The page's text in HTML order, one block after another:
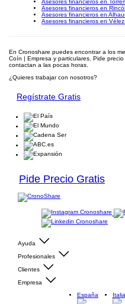
Asesores financieros en
Asesores financieros en
Asesores financieros en
Asesores financieros en
En Cronoshare puedes encontrar a los
Coín | Empresa y particulares. Pide
contactan a las pocas horas.
¿Quieres trabajar con nosotros?
Regístrate Gratis
Pide Precio Gratis
Ayuda
Profesionales
Clientes
Empresa
España
Italia